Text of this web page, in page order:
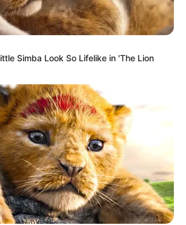
(foto: pinterest)
kecil yang tak tahu tokoh Mickey
Dan ternyata ini nih cara
Simba Look So Lifelike in 'The Lion